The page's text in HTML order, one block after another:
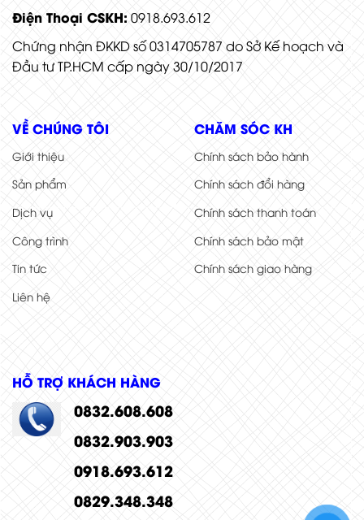
Điện Thoại CSKH: 0918.693.612
Chứng nhận ĐKKD số 0314705787 do Sở Kế hoạch và
Đầu tư TP.HCM cấp ngày 30/10/2017
VỀ CHÚNG TÔI
Giới thiệu
Sản phẩm
Dịch vụ
Công trình
Tin tức
Liên hệ
CHĂM SÓC KH
Chính sách bảo hành
Chính sách đổi hàng
Chính sách thanh toán
Chính sách bảo mật
Chính sách giao hàng
HỖ TRỢ KHÁCH HÀNG
0832.608.608
0832.903.903
0918.693.612
0829.348.348